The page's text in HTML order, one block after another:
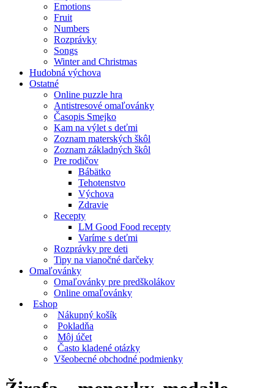
Emotions
Fruit
Numbers
Rozprávky
Songs
Winter and Christmas
Hudobná výchova
Ostatné
Online puzzle hra
Antistresové omaľovánky
Časopis Smejko
Kam na výlet s deťmi
Zoznam materských škôl
Zoznam základných škôl
Pre rodičov
Bábätko
Tehotenstvo
Výchova
Zdravie
Recepty
LM Good Food recepty
Varíme s deťmi
Rozprávky pre deti
Tipy na vianočné darčeky
Omaľovánky
Omaľovánky pre predškolákov
Online omaľovánky
Eshop
Nákupný košík
Pokladňa
Môj účet
Často kladené otázky
Všeobecné obchodné podmienky